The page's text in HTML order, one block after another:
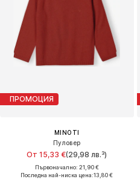
ПРОМОЦИЯ
MINOTI
Пуловер
От 15,33 €(29,98 лв.³)
Първоначално: 21,90 €
Последна най-ниска цена:13,80 €